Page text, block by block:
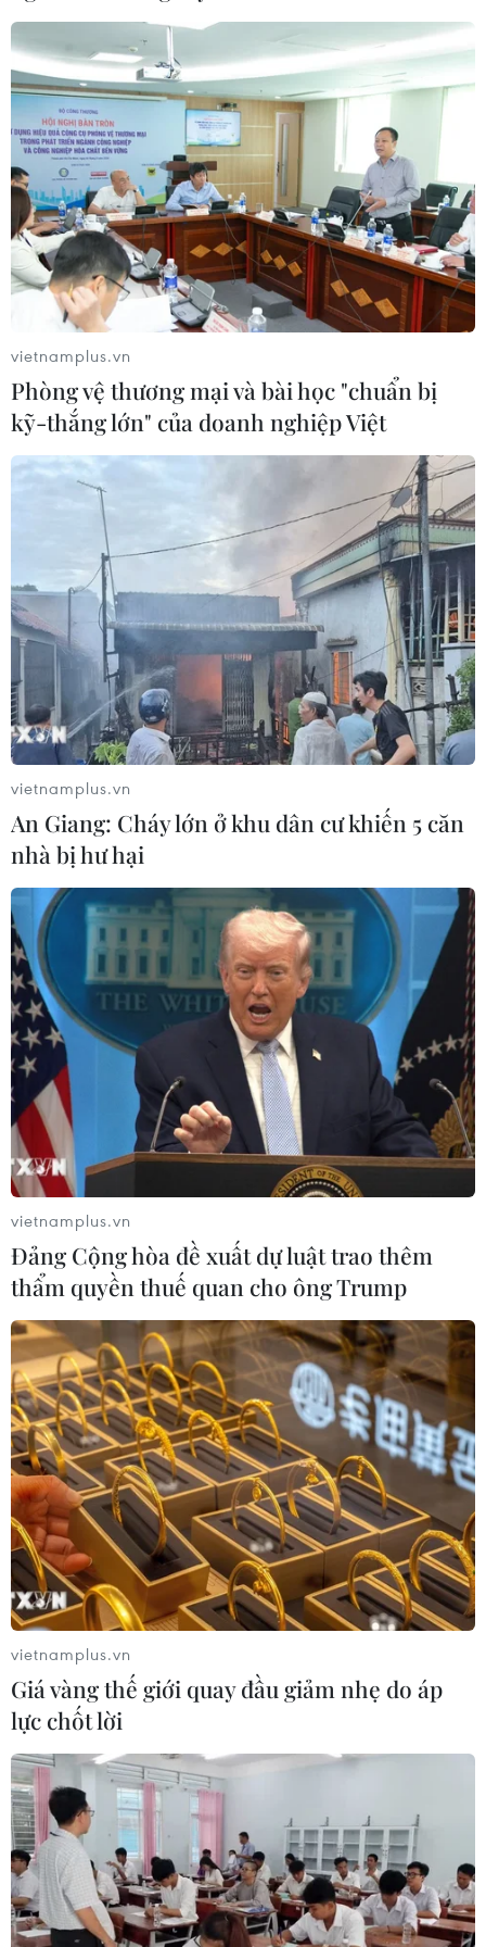
Chính quyền Mỹ công bố ngân sách năm
2021 trị giá 4,8 nghìn tỷ USD
10/02/2020 23:54
Tổng thống Mỹ Donald Trump đã công bố đề xuất gói
ngân sách cho năm 2021 trị giá 4,8 nghìn tỷ USD, trong
đó bao gồm các khoản cắt giảm chi tiêu trong nhiều
lĩnh vực khác nhau.
Bang New York khởi kiện chính quyền
Tổng thống Donald Trump
11/02/2020 04:49
Bang New York đã tiến hành thủ tục khởi kiện tại tòa án
liên bang ở quận Manhatta, cho rằng lệnh cấm của
chính quyền Mỹ là vi hiến, là "trả đũa chính trị" để ép
buộc bang phải thay đổi chính sách.
vietnamplus.vn
Phòng vệ thương mại và bài học "chuẩn bị
kỹ-thắng lớn" của doanh nghiệp Việt
vietnamplus.vn
An Giang: Cháy lớn ở khu dân cư khiến 5 căn
nhà bị hư hại
vietnamplus.vn
Đảng Cộng hòa đề xuất dự luật trao thêm
thẩm quyền thuế quan cho ông Trump
vietnamplus.vn
Giá vàng thế giới quay đầu giảm nhẹ do áp
lực chốt lời